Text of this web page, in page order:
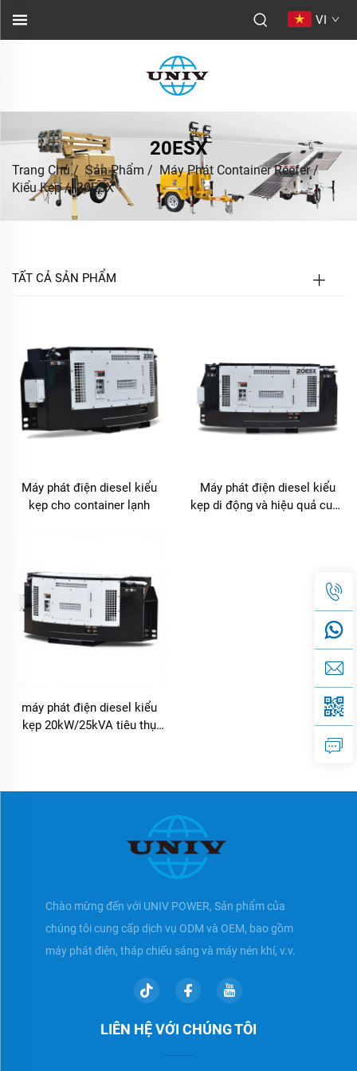
VI
20ESX
Trang Chủ/ Sản Phẩm / Máy Phát Container Reefer/
Kiểu Kẹp/20ESX
TẤT CẢ SẢN PHẨM
Máy phát điện diesel kiểu
kẹp cho container lạnh
Máy phát điện diesel kiểu
kẹp di động và hiệu quả cung
máy phát điện diesel kiểu
kẹp 20kW/25kVA tiêu thụ
Chào mừng đến với UNIV POWER, Sản phẩm của
chúng tôi cung cấp dịch vụ ODM và OEM, bao gồm
máy phát điện, tháp chiếu sáng và máy nén khí, v.v.
LIÊN HỆ VỚI CHÚNG TÔI